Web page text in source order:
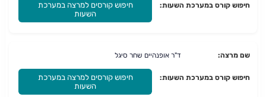
חיפוש קורס במערכת השעות:
חיפוש קורסים למרצה במערכת
השעות
שם מרצה: ד"ר אופנהיים שחר סיגל
חיפוש קורס במערכת השעות:
חיפוש קורסים למרצה במערכת
השעות